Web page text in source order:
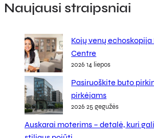
Naujausi straipsniai
Kojų venų
Centre
2026 14 liepos
Pasiruoškite buto
pirkėjams
2026 25 gegužės
Auskarai moterims – detalė, kuri